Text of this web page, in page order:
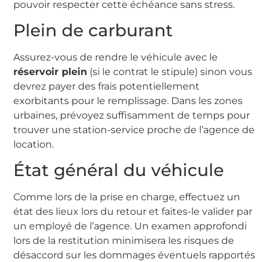
pouvoir respecter cette échéance sans stress.
Plein de carburant
Assurez-vous de rendre le véhicule avec le
réservoir plein (si le contrat le stipule) sinon vous
devrez payer des frais potentiellement
exorbitants pour le remplissage. Dans les zones
urbaines, prévoyez suffisamment de temps pour
trouver une station-service proche de l’agence de
location.
État général du véhicule
Comme lors de la prise en charge, effectuez un
état des lieux lors du retour et faites-le valider par
un employé de l’agence. Un examen approfondi
lors de la restitution minimisera les risques de
désaccord sur les dommages éventuels rapportés